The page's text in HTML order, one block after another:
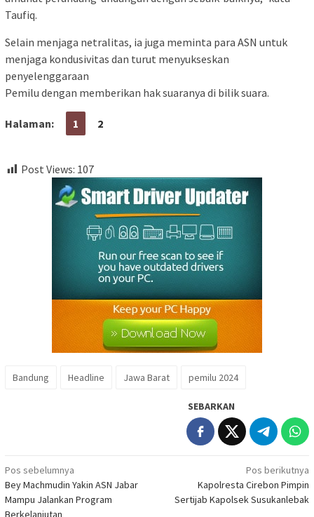
Taufiq.
Selain menjaga netralitas, ia juga meminta para ASN untuk
menjaga kondusivitas dan turut menyukseskan
penyelenggaraan
Pemilu dengan memberikan hak suaranya di bilik suara.
Halaman: 1 2
Post Views: 107
Bandung Headline Jawa Barat pemilu 2024
SEBARKAN
Navigasi
pos
Pos sebelumnya
Bey Machmudin Yakin ASN Jabar
Mampu Jalankan Program
Berkelanjutan
Pos berikutnya
Kapolresta Cirebon Pimpin
Sertijab Kapolsek Susukanlebak